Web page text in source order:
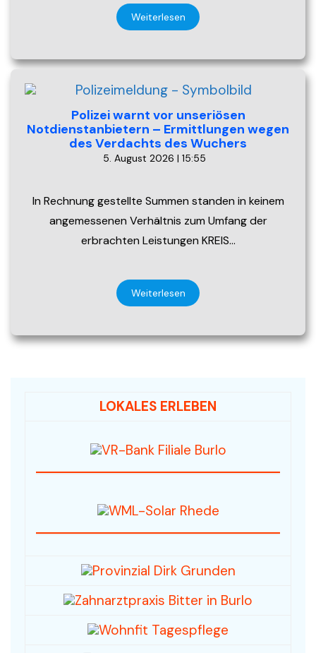
Weiterlesen
Polizei warnt vor unseriösen
Notdienstanbietern – Ermittlungen wegen
des Verdachts des Wuchers
5. August 2026 | 15:55
In Rechnung gestellte Summen standen in keinem
angemessenen Verhältnis zum Umfang der
erbrachten Leistungen KREIS…
Weiterlesen
LOKALES ERLEBEN